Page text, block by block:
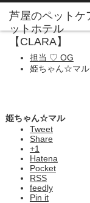
担当 ♡ OG
姫ちゃん☆マル
姫ちゃん☆マル
Tweet
Share
+1
Hatena
Pocket
RSS
feedly
Pin it